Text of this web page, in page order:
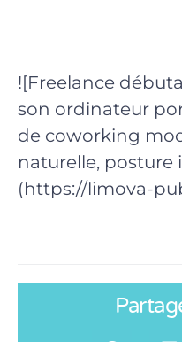
![Freelance
son ordinateur
de coworking
naturelle, posture
(https://limova-